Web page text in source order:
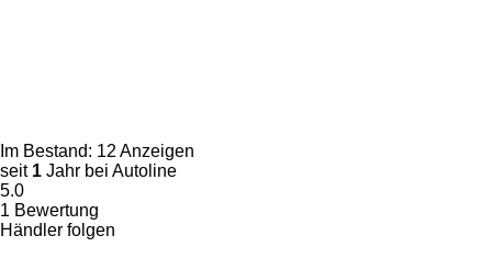
Im Bestand: 12 Anzeigen
seit 1 Jahr bei Autoline
5.0
1 Bewertung
Händler folgen